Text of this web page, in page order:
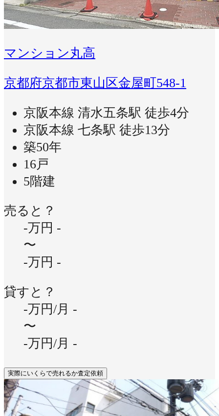
マンション丸高
京都府京都市東山区金屋町548-1
京阪本線 清水五条駅 徒歩4分
京阪本線 七条駅 徒歩13分
築50年
16戸
5階建
売ると？
-万円 -
〜
-万円 -
貸すと？
-万円/月 -
〜
-万円/月 -
実際にいくらで売れるか査定依頼